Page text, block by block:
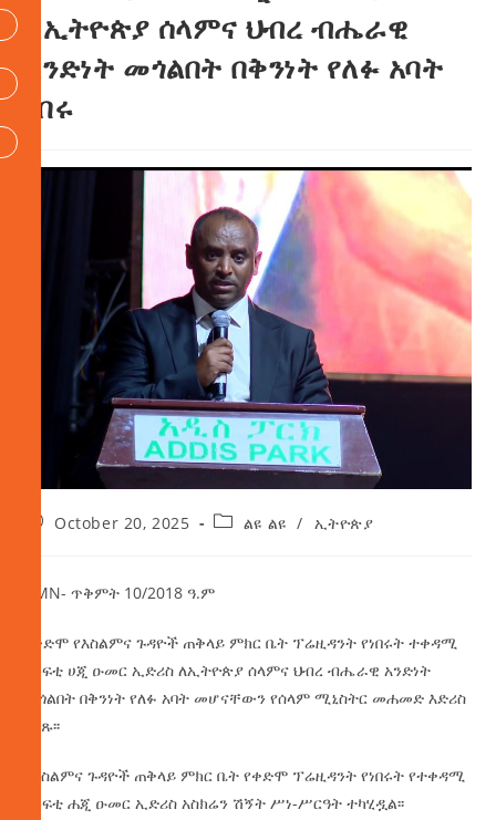
ለኢትዮጵያ ሰላምና ህብረ ብሔራዊ
አንድነት መጎልበት በቅንነት የለፉ አባት
ነበሩ
October 20, 2025 ልዩ ልዩ / ኢትዮጵያ
AMN- ጥቅምት 10/2018 ዓ.ም
የቀድሞ የእስልምና ጉዳዮች ጠቅላይ ምክር ቤት ፕሬዚዳንት የነበሩት ተቀዳሚ
ሙፍቲ ሀጂ ዑመር ኢድሪስ ለኢትዮጵያ ሰላምና ህብረ ብሔራዊ አንድነት
መጎልበት በቅንነት የለፉ አባት መሆናቸውን የሰላም ሚኒስትር መሐመድ እድሪስ
ገለጹ፡፡
የእስልምና ጉዳዮች ጠቅላይ ምክር ቤት የቀድሞ ፕሬዚዳንት የነበሩት የተቀዳሚ
ሙፍቲ ሐጂ ዑመር ኢድሪስ አስክሬን ሽኝት ሥነ-ሥርዓት ተካሂዷል፡፡